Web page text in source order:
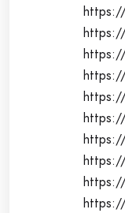
https://